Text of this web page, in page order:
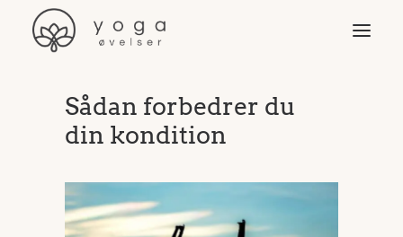
Øvelser
Video & programmer
Yoga-stilarter
Yogaudstyr
Sådan forbedrer du
din kondition